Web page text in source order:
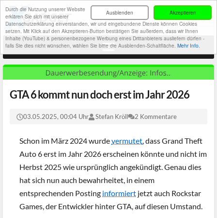
Akzeptieren
Ausblenden
Durch die Nutzung unserer Website
erklären Sie sich mit unserer
Datenschutzerklärung einverstanden, wir und eingebundene Dienste können Cookies
setzen. Mit Klick auf den Akzeptieren-Button bestätigen Sie außerdem, dass wir Ihnen
Inhalte (YouTube) & personenbezogene Werbung eines Drittanbieters ausliefern dürfen -
falls Sie dies nicht wünschen, wählen Sie bitte die Ausblenden-Schaltfläche. Mehr Info.
GTA 6 kommt nun doch erst im Jahr 2026
03.05.2025, 00:04 Uhr Stefan Kröll 2 Kommentare
Schon im März 2024 wurdevermutet, dass Grand Theft
Auto 6 erst im Jahr 2026 erscheinen könnte und nicht im
Herbst 2025 wie ursprünglich angekündigt. Genau dies
hat sich nun auch bewahrheitet, in einem
entsprechenden Posting informiert jetzt auch Rockstar
Games, der Entwickler hinter GTA, auf diesen Umstand.